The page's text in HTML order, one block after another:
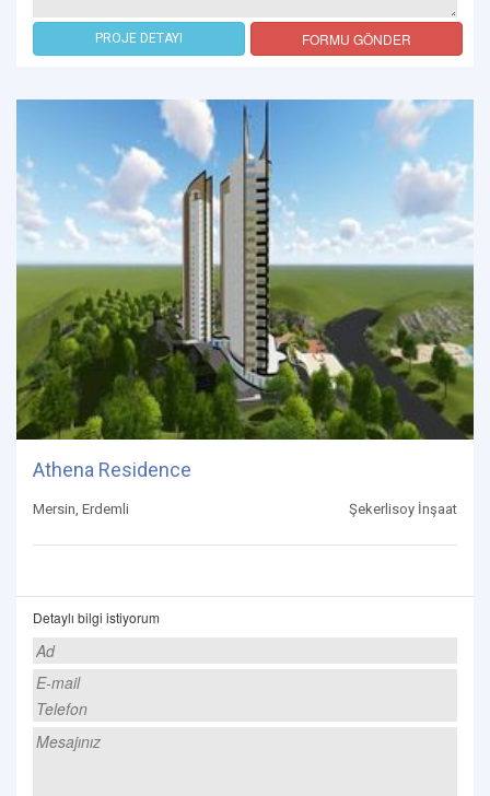
PROJE DETAYI FORMU GÖNDER
Athena Residence
Mersin, Erdemli Şekerlisoy İnşaat
Detaylı bilgi istiyorum